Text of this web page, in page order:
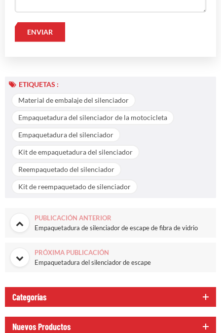
ETIQUETAS :
Material de embalaje del silenciador
Empaquetadura del silenciador de la motocicleta
Empaquetadura del silenciador
Kit de empaquetadura del silenciador
Reempaquetado del silenciador
Kit de reempaquetado de silenciador
PUBLICACIÓN ANTERIOR
Empaquetadura de silenciador de escape de fibra de vidrio
PRÓXIMA PUBLICACIÓN
Empaquetadura del silenciador de escape
Categorías
Nuevos Productos